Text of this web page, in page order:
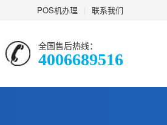
POS机办理 联系我们
全国售后热线：
4006689516